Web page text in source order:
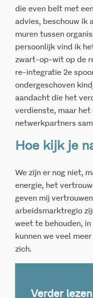
die even belt met
advies, beschouw ik
muren tussen
persoonlijk vind ik
zwart-op-wit op de
re-integratie 2e
ondergeschoven
aandacht die het
verdienste, maar
netwerkpartners
Hoe kijk je
We zijn er nog niet,
energie, het
geven mij
arbeidsmarktregio
weet te behouden,
kunnen we veel
zich.
Verder